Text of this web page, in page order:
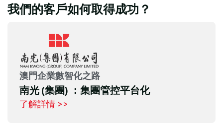
我們的客戶如何取得成功？
澳門企業數智化之路
南光 (集團) ：集團管控平台化
了解詳情 >>